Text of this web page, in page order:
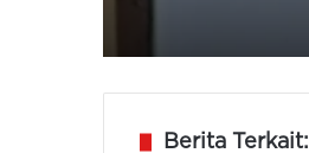
Berita Terkait: